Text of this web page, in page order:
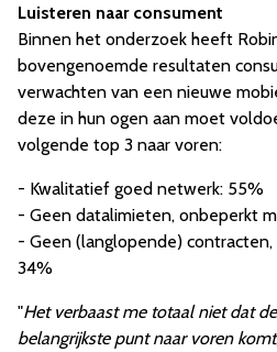
Luisteren naar consument
Binnen het onderzoek heeft
bovengenoemde resultaten
verwachten van een nieuwe
deze in hun ogen aan moet
volgende top 3 naar voren:
- Kwalitatief goed netwerk: 55%
- Geen datalimieten, onbeperkt
- Geen (langlopende) contracten,
34%
"Het verbaast me totaal niet dat
belangrijkste punt naar voren komt